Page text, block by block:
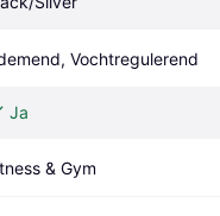
Vochtregulerend
Ja
& Gym